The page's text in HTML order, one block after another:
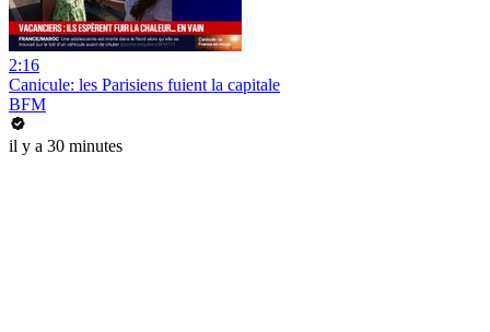
2:16
Canicule: les Parisiens fuient la capitale
BFM
il y a 30 minutes